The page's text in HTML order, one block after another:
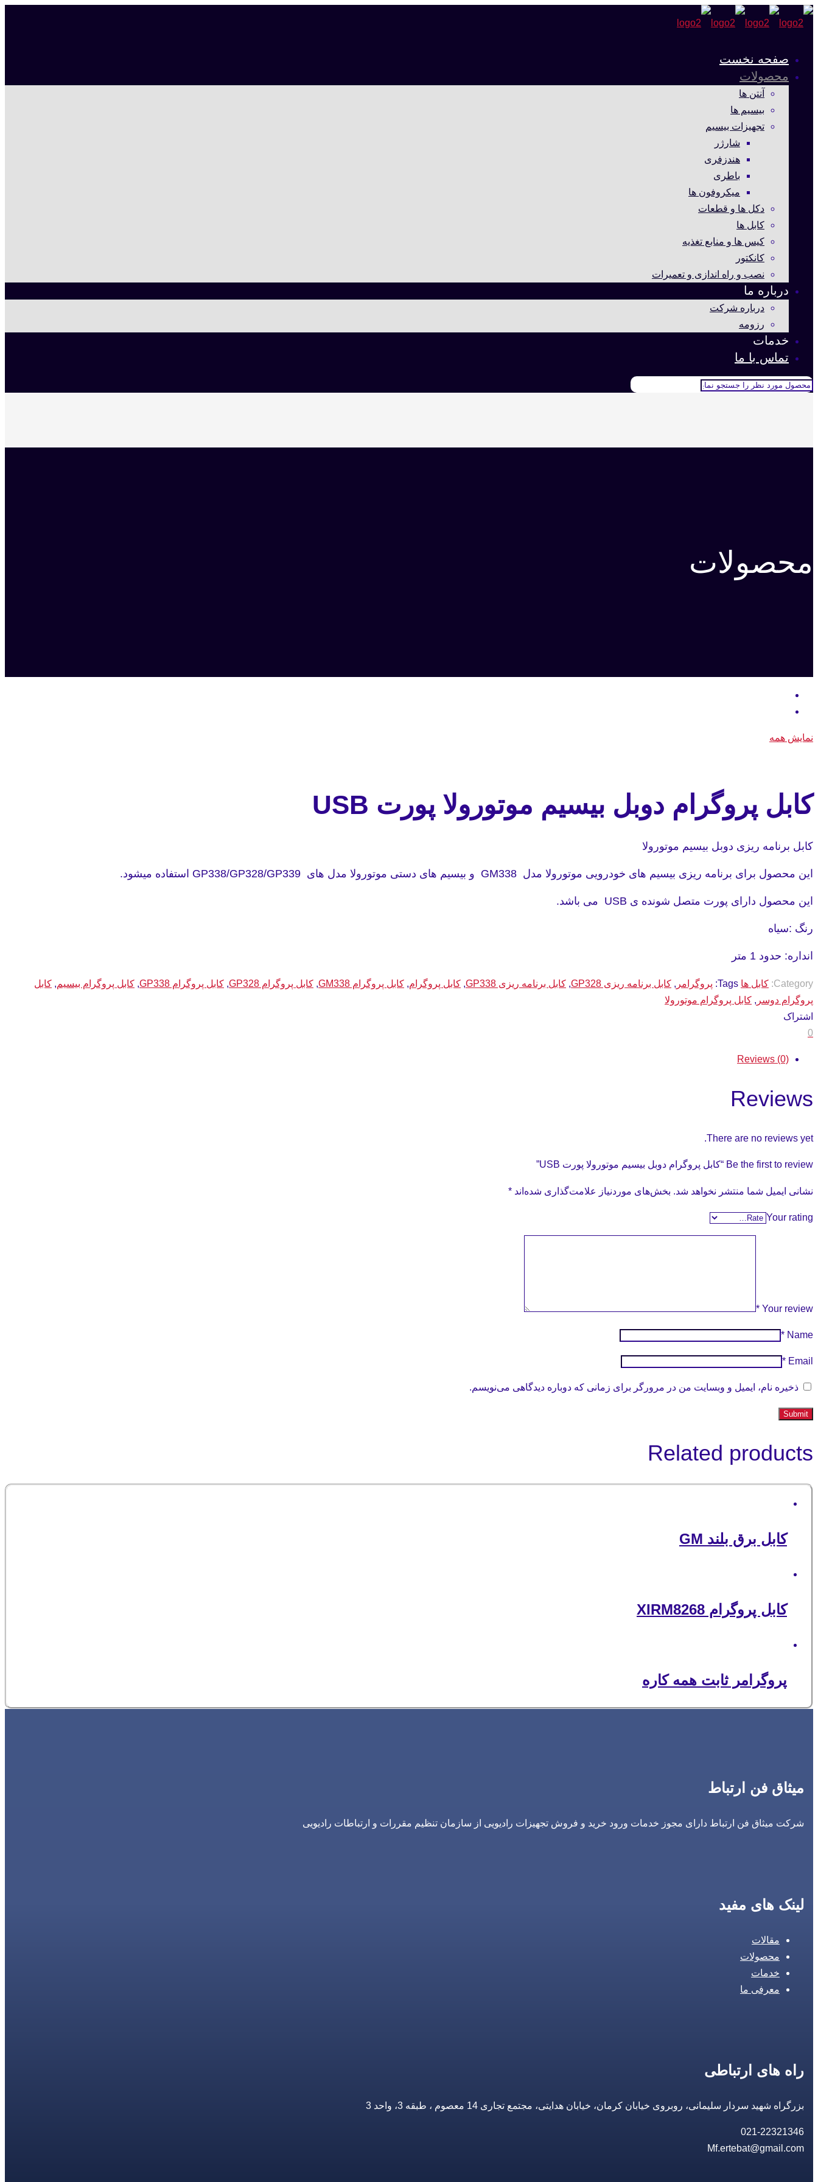
صفحه نخست
محصولات
آنتن ها
بیسیم ها
تجهیزات بیسیم
شارژر
هندزفری
باطری
میکروفون ها
دکل ها و قطعات
کابل ها
کیس ها و منابع تغذیه
کانکتور
نصب و راه اندازی و تعمیرات
درباره ما
درباره شرکت
رزومه
خدمات
تماس با ما
محصولات
نمایش همه
کابل پروگرام دوبل بیسیم موتورولا پورت USB
کابل برنامه ریزی دوبل بیسیم موتورولا
این محصول برای برنامه ریزی بیسیم های خودرویی موتورولا مدل GM338 و بیسیم های دستی موتورولا مدل های GP338/GP328/GP339 استفاده میشود.
این محصول دارای پورت متصل شونده ی USB می باشد.
رنگ :سیاه
انداره: حدود 1 متر
Category: کابل ها Tags: پروگرامر , کابل برنامه ریزی GP328 , کابل برنامه ریزی GP338 , کابل پروگرام, کابل پروگرام GM338 , کابل پروگرام GP328 , کابل پروگرام GP338 , کابل پروگرام بیسیم, کابل
پروگرام دوسر , کابل پروگرام موتورولا
اشتراک
0
Reviews (0)
Reviews
There are no reviews yet.
Be the first to review “کابل پروگرام دوبل بیسیم موتورولا پورت USB”
نشانی ایمیل شما منتشر نخواهد شد. بخش‌های موردنیاز علامت‌گذاری شده‌اند *
Your rating
Your review
*
Name
*
Email
*
ذخیره نام، ایمیل و وبسایت من در مرورگر برای زمانی که دوباره دیدگاهی می‌نویسم.
Related products
کابل برق بلند GM
کابل پروگرام XIRM8268
پروگرامر ثابت همه کاره
میثاق فن ارتباط
شرکت میثاق فن ارتباط دارای مجوز خدمات ورود خرید و فروش تجهیزات رادیویی از سازمان تنظیم مقررات و ارتباطات رادیویی
لینک های مفید
مقالات
محصولات
خدمات
معرفی ما
راه های ارتباطی
بزرگراه شهید سردار سلیمانی، روبروی خیابان کرمان، خیابان هدایتی، مجتمع تجاری 14 معصوم ، طبقه 3، واحد 3
021-22321346
Mf.ertebat@gmail.com